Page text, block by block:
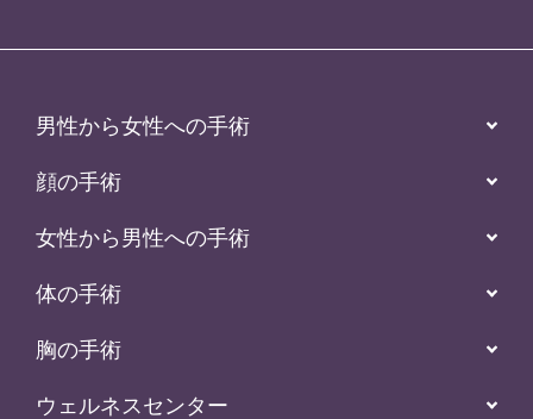
男性から女性への手術
顔の手術
女性から男性への手術
体の手術
胸の手術
ウェルネスセンター